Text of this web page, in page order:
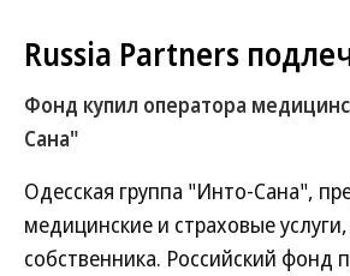
Russia Partners
Фонд купил оператора
Сана"
Одесская группа "Инто-Сана",
медицинские и страховые
собственника. Российский фонд